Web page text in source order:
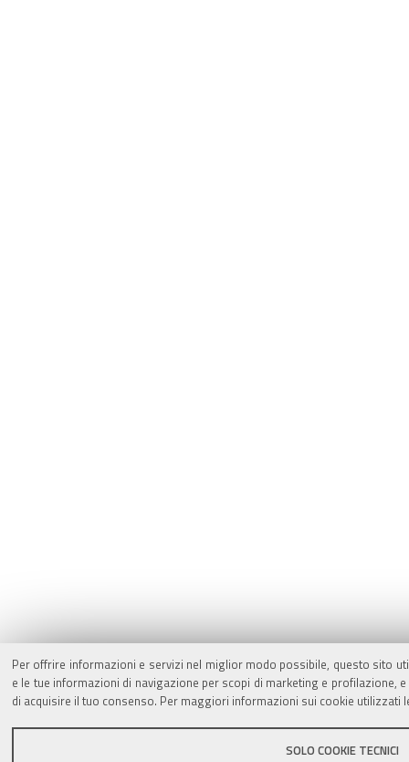
Per offrire informazioni e servizi nel miglior modo possibile, questo sito
e le tue informazioni di navigazione per scopi di marketing e
di acquisire il tuo consenso. Per maggiori informazioni sui cookie utilizzati
SOLO COOKIE TECNICI